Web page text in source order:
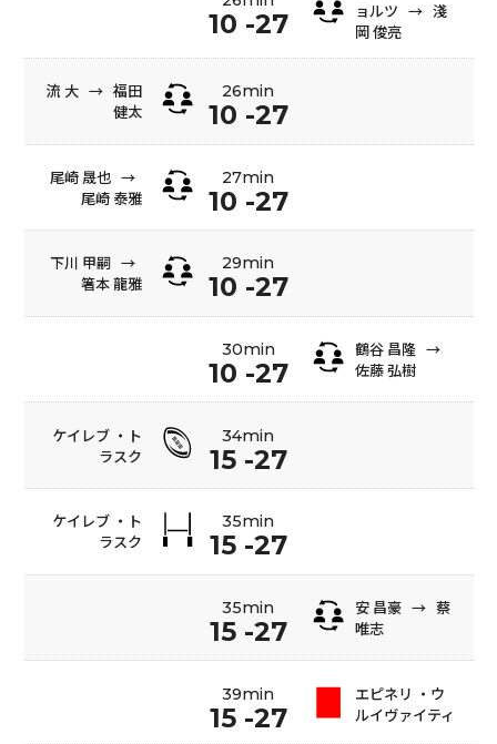
10 -27
ョルツ → 淺
岡 俊亮
流 大 → 福田
健太
26min
10 -27
尾崎 晟也 →
尾崎 泰雅
27min
10 -27
下川 甲嗣 →
箸本 龍雅
29min
10 -27
30min
10 -27
鶴谷 昌隆 →
佐藤 弘樹
ケイレブ ・ト
ラスク
34min
15 -27
ケイレブ ・ト
ラスク
35min
15 -27
35min
15 -27
安 昌豪 → 蔡
唯志
39min
15 -27
エピネリ ・ウ
ルイヴァイティ